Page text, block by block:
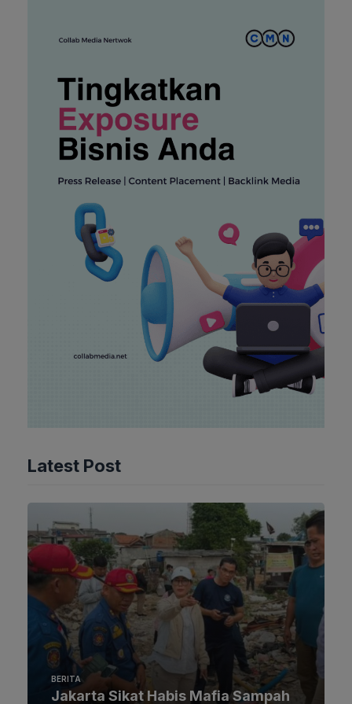
Latest Post
BERITA
Jakarta Sikat Habis Mafia Sampah